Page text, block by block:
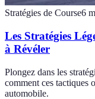
Stratégies de Course6
Les Stratégies
à Révéler
Plongez dans les
comment ces tactiques
automobile.